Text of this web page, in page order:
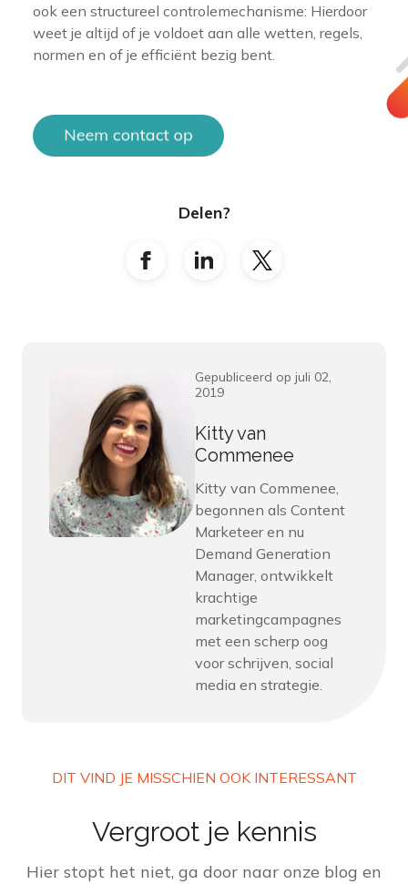
ook een structureel controlemechanisme: Hierdoor
weet je altijd of je voldoet aan alle wetten, regels,
normen en of je efficiënt bezig bent.
Delen?
Gepubliceerd op juli 02,
2019
Kitty van
Commenee
Kitty van Commenee,
begonnen als Content
Marketeer en nu
Demand Generation
Manager, ontwikkelt
krachtige
marketingcampagnes
met een scherp oog
voor schrijven, social
media en strategie.
DIT VIND JE MISSCHIEN OOK INTERESSANT
Vergroot je kennis
Hier stopt het niet, ga door naar onze blog en